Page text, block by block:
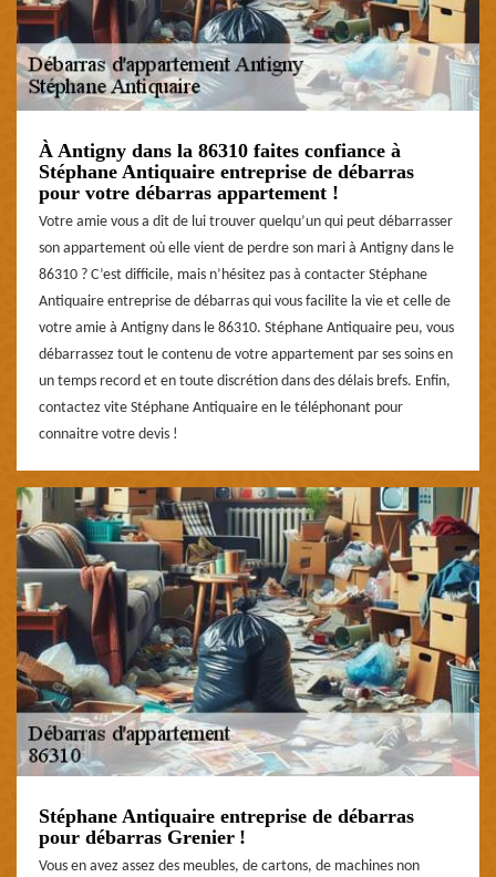
À Antigny dans la 86310 faites confiance à
Stéphane Antiquaire entreprise de débarras
pour votre débarras appartement !
Votre amie vous a dit de lui trouver quelqu’un qui peut débarrasser
son appartement où elle vient de perdre son mari à Antigny dans le
86310 ? C’est difficile, mais n’hésitez pas à contacter Stéphane
Antiquaire entreprise de débarras qui vous facilite la vie et celle de
votre amie à Antigny dans le 86310. Stéphane Antiquaire peu, vous
débarrassez tout le contenu de votre appartement par ses soins en
un temps record et en toute discrétion dans des délais brefs. Enfin,
contactez vite Stéphane Antiquaire en le téléphonant pour
connaitre votre devis !
Stéphane Antiquaire entreprise de débarras
pour débarras Grenier !
Vous en avez assez des meubles, de cartons, de machines non